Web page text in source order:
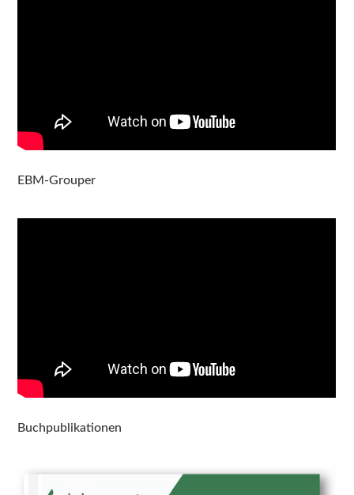
EBM-Grouper
Buchpublikationen